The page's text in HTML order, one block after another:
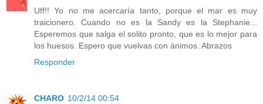
Uff!! Yo no me acercaría tanto, porque el mar es muy
traicionero. Cuando no es la Sandy es la Stephanie...
Esperemos que salga el solito pronto, que es lo mejor para
los huesos. Espero que vuelvas con ánimos. Abrazos
Responder
CHARO 10/2/14 00:54